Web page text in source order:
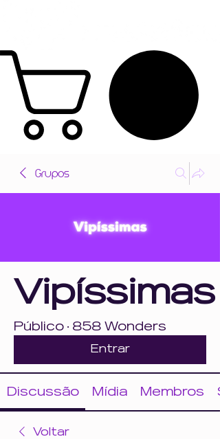
Grupos
Vipíssimas
Público · 858 Wonders
Entrar
Discussão Mídia Membros
Voltar